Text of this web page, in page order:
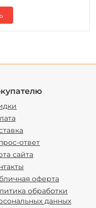
ответ
сайта
оферта
обработки
данных